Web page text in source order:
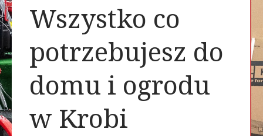
Wszystko co
potrzebujesz do
domu i ogrodu
w Krobi